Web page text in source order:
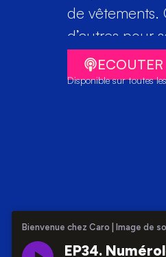
de vêtements.
d’autres pour
Disponible sur toutes